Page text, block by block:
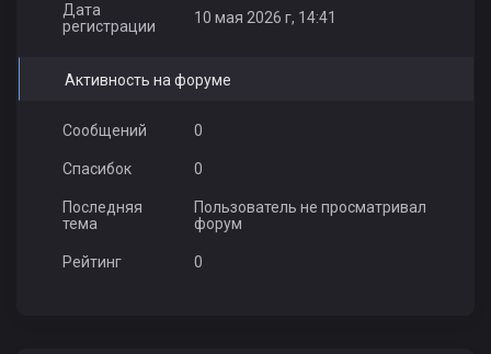
Дата
регистрации
10 мая 2026 г, 14:41
Активность на форуме
Сообщений 0
Спасибок 0
Последняя
тема
Пользователь не просматривал
форум
Рейтинг 0